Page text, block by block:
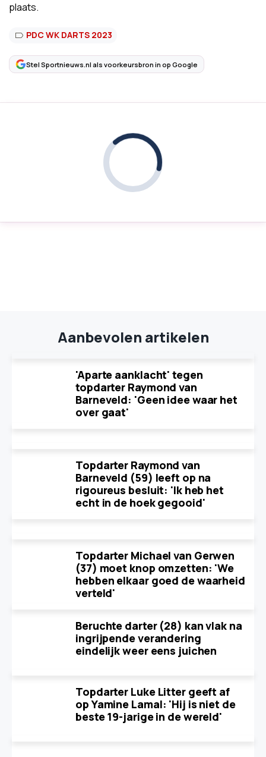
plaats.
PDC WK DARTS 2023
Stel Sportnieuws.nl als voorkeursbron in op Google
Aanbevolen artikelen
'Aparte aanklacht' tegen
topdarter Raymond van
Barneveld: 'Geen idee waar het
over gaat'
Topdarter Raymond van
Barneveld (59) leeft op na
rigoureus besluit: 'Ik heb het
echt in de hoek gegooid'
Topdarter Michael van Gerwen
(37) moet knop omzetten: 'We
hebben elkaar goed de waarheid
verteld'
Beruchte darter (28) kan vlak na
ingrijpende verandering
eindelijk weer eens juichen
Topdarter Luke Litter geeft af
op Yamine Lamal: 'Hij is niet de
beste 19-jarige in de wereld'